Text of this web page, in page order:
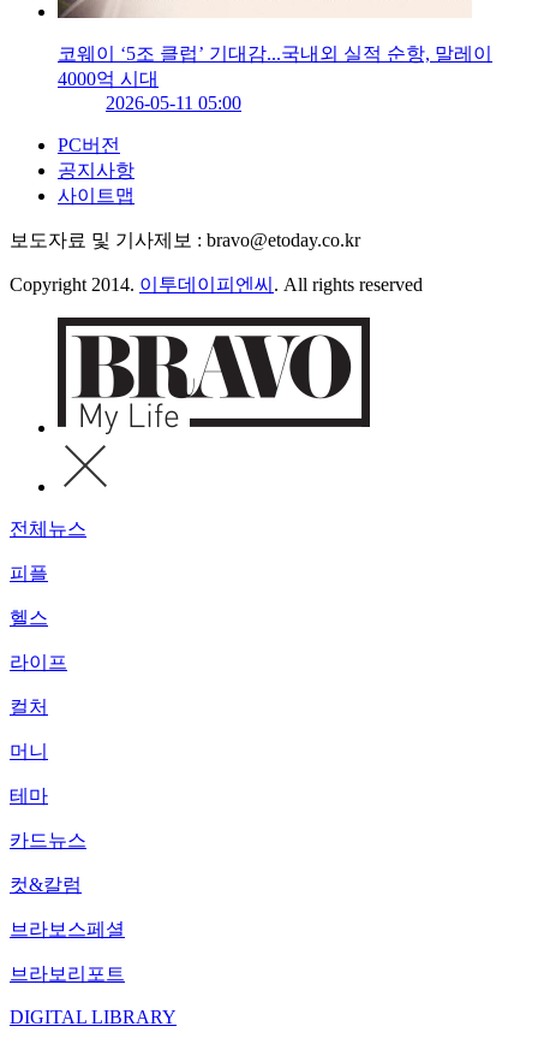
코웨이 ‘5조 클럽’ 기대감...국내외 실적 순항, 말레이
4000억 시대
2026-05-11 05:00
PC버전
공지사항
사이트맵
보도자료 및 기사제보 : bravo@etoday.co.kr
Copyright 2014. 이투데이피엔씨 . All rights reserved
전체뉴스
피플
헬스
라이프
컬처
머니
테마
카드뉴스
컷&칼럼
브라보스페셜
브라보리포트
DIGITAL LIBRARY